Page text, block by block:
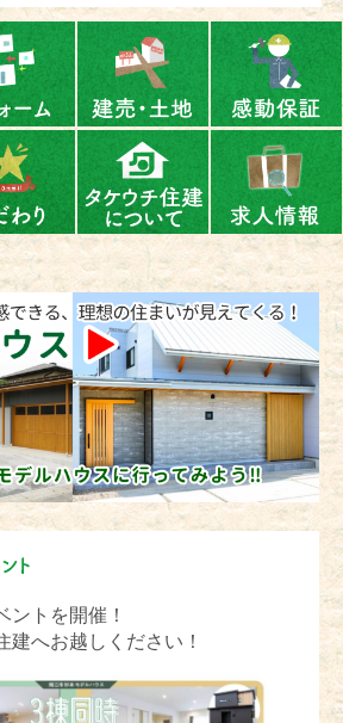
ントを開催！
建へお越しください！